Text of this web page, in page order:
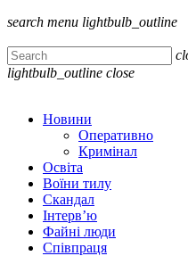
search menu lightbulb_outline
lightbulb_outline close
Новини
Оперативно
Кримінал
Освіта
Воїни тилу
Скандал
Інтерв’ю
Файні люди
Співпраця